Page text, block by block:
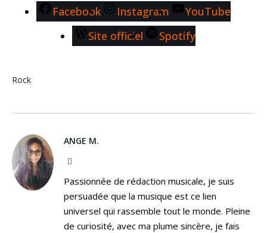
Facebook Instagram
YouTube
Site officiel
Spotify
Rock
ANGE M.
Passionnée de rédaction musicale, je suis
persuadée que la musique est ce lien
universel qui rassemble tout le monde. Pleine
de curiosité, avec ma plume sincère, je fais